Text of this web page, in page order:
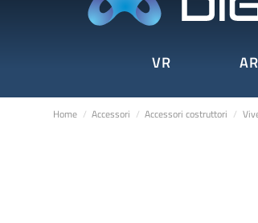
VR AR
Home Accessori Accessori costruttori